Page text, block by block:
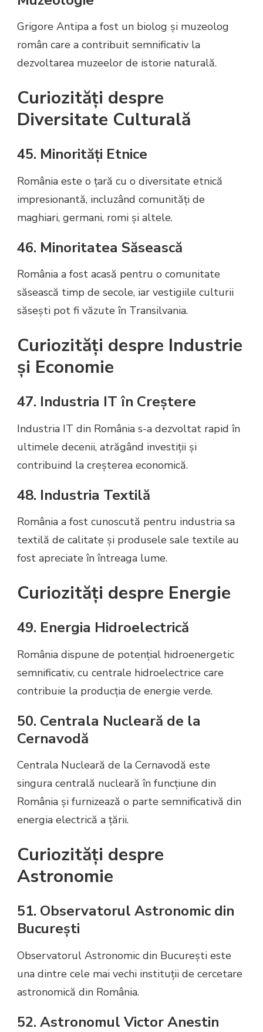
Grigore Antipa a fost un biolog și muzeolog
român care a contribuit semnificativ la
dezvoltarea muzeelor de istorie naturală.
Curiozități despre
Diversitate Culturală
45. Minorități Etnice
România este o țară cu o diversitate etnică
impresionantă, incluzând comunități de
maghiari, germani, romi și altele.
46. Minoritatea Săsească
România a fost acasă pentru o comunitate
săsească timp de secole, iar vestigiile culturii
săsești pot fi văzute în Transilvania.
Curiozități despre Industrie
și Economie
47. Industria IT în Creștere
Industria IT din România s-a dezvoltat rapid în
ultimele decenii, atrăgând investiții și
contribuind la creșterea economică.
48. Industria Textilă
România a fost cunoscută pentru industria sa
textilă de calitate și produsele sale textile au
fost apreciate în întreaga lume.
Curiozități despre Energie
49. Energia Hidroelectrică
România dispune de potențial hidroenergetic
semnificativ, cu centrale hidroelectrice care
contribuie la producția de energie verde.
50. Centrala Nucleară de la
Cernavodă
Centrala Nucleară de la Cernavodă este
singura centrală nucleară în funcțiune din
România și furnizează o parte semnificativă din
energia electrică a țării.
Curiozități despre
Astronomie
51. Observatorul Astronomic din
București
Observatorul Astronomic din București este
una dintre cele mai vechi instituții de cercetare
astronomică din România.
52. Astronomul Victor Anestin